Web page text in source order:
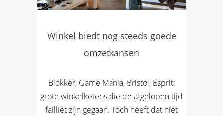
Winkel biedt nog steeds goede
omzetkansen
Blokker, Game Mania, Bristol, Esprit:
grote winkelketens die de afgelopen tijd
failliet zijn gegaan. Toch heeft dat niet